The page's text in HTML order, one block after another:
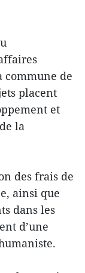
commune de
placent
et
la
des frais de
ainsi que
dans les
d’une